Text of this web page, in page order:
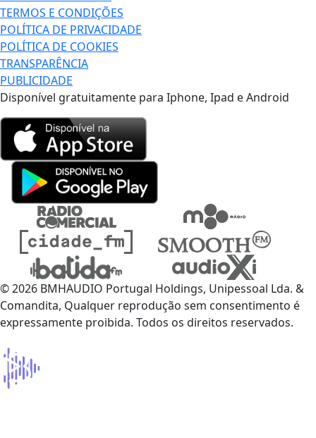
TERMOS E CONDIÇÕES
POLÍTICA DE PRIVACIDADE
POLÍTICA DE COOKIES
TRANSPARÊNCIA
PUBLICIDADE
Disponível gratuitamente para Iphone, Ipad e Android
© 2026 BMHAUDIO Portugal Holdings, Unipessoal Lda. &
Comandita, Qualquer reprodução sem consentimento é
expressamente proibida. Todos os direitos reservados.